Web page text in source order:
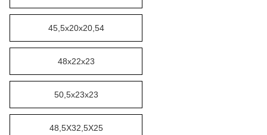
45,5x20x20,54
48x22x23
50,5x23x23
48,5X32,5X25